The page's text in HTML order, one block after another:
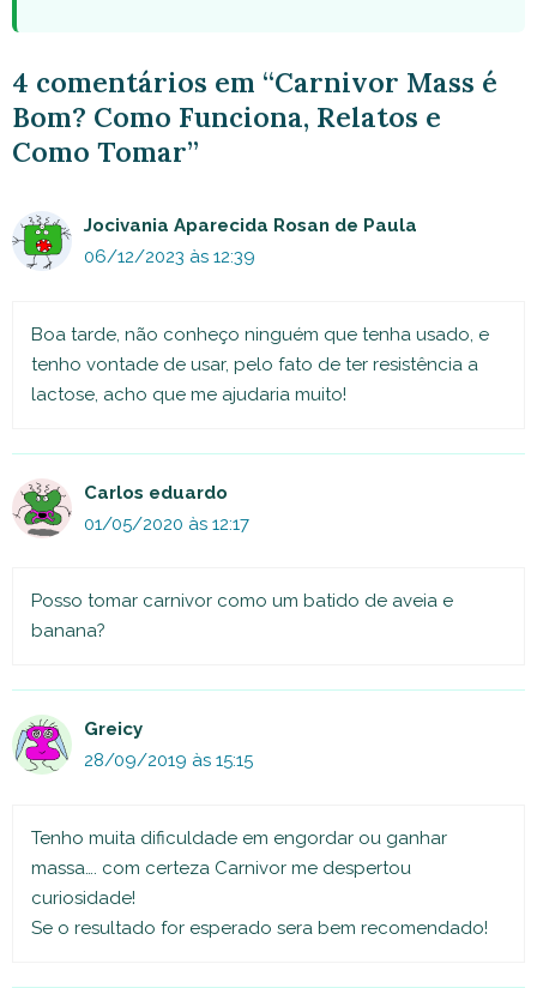
4 comentários em “Carnivor Mass é
Bom? Como Funciona, Relatos e
Como Tomar”
Jocivania Aparecida Rosan de Paula
06/12/2023 às 12:39
Boa tarde, não conheço ninguém que tenha usado, e
tenho vontade de usar, pelo fato de ter resistência a
lactose, acho que me ajudaria muito!
Carlos eduardo
01/05/2020 às 12:17
Posso tomar carnivor como um batido de aveia e
banana?
Greicy
28/09/2019 às 15:15
Tenho muita dificuldade em engordar ou ganhar
massa…. com certeza Carnivor me despertou
curiosidade!
Se o resultado for esperado sera bem recomendado!